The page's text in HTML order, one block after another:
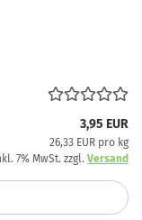
3,95 EUR
26,33 EUR pro kg
7% MwSt. zzgl. Versand